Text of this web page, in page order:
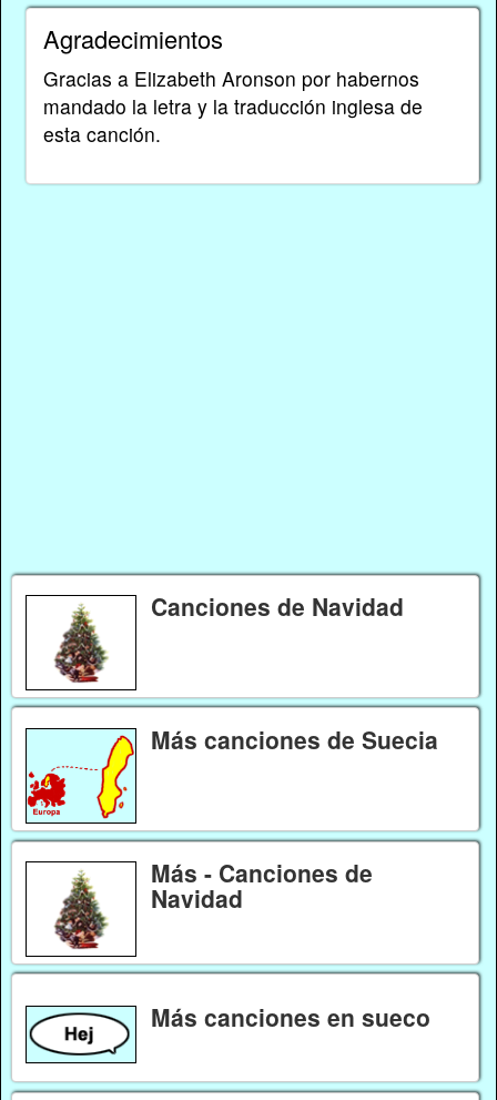
Agradecimientos
Gracias a Elizabeth Aronson por habernos
mandado la letra y la traducción inglesa de
esta canción.
Canciones de Navidad
Más canciones de Suecia
Más - Canciones de
Navidad
Más canciones en sueco